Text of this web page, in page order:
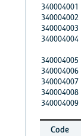
340004001
340004002
340004003
340004004
340004005
340004006
340004007
340004008
340004009
Code